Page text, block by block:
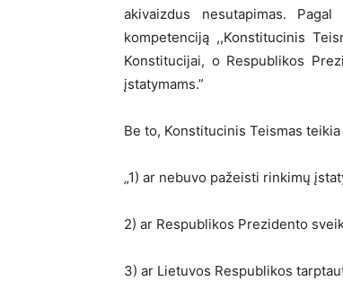
akivaizdus nesutapimas.
kompetenciją ,,Konstitucinis
Konstitucijai, o Respublikos
įstatymams.”
Be to, Konstitucinis Teismas teikia
„1) ar nebuvo pažeisti rinkimų
2) ar Respublikos Prezidento
3) ar Lietuvos Respublikos